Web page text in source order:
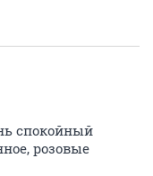
спокойный
розовые